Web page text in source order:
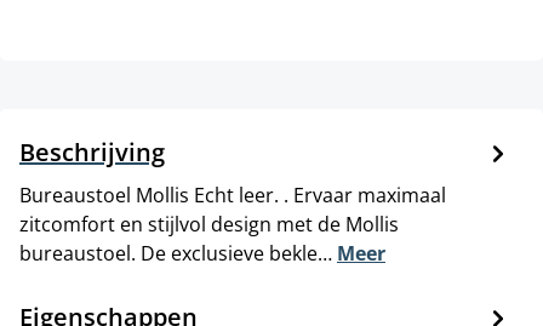
Beschrijving
Bureaustoel Mollis Echt leer. . Ervaar maximaal
zitcomfort en stijlvol design met de Mollis
bureaustoel. De exclusieve bekle… Meer
Eigenschappen